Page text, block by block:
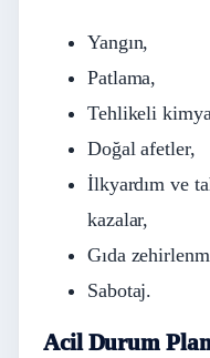
Yangın,
Patlama,
Tehlikeli
Doğal afetler,
İlkyardım ve
kazalar,
Gıda
Sabotaj.
Acil Durum